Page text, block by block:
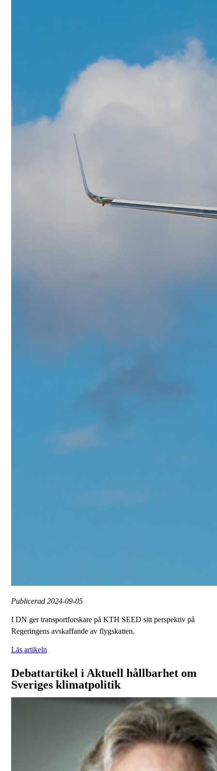
Publicerad 2024-09-05
I DN ger transportforskare på KTH SEED sitt perspektiv på
Regeringens avskaffande av flygskatten.
Läs artikeln
Debattartikel i Aktuell hållbarhet om
Sveriges klimatpolitik